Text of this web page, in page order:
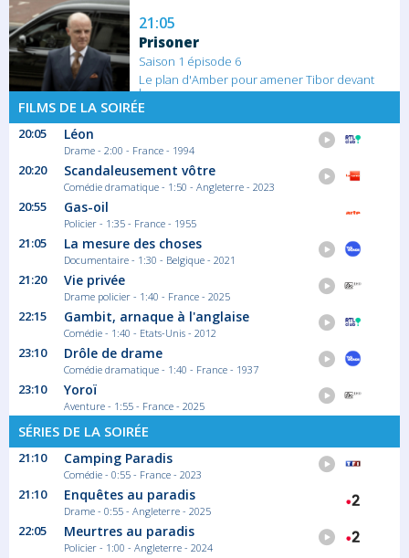
21:05
Prisoner
Saison 1 épisode 6
Le plan d'Amber pour amener Tibor devant
le...
21:55
B.R.I
Associé au groupe de la B.R.I. PP, le groupe
de...
Série/Feuilleton Action
22:45
En première ligne
Floria Lind, infirmière dans un hôpital
suisse,...
00:15
L'inconnu de la Grande Arche
Paris,1983. Le professeur et architecte
danois...
Film Drame
FILMS DE LA SOIRÉE
20:05 Léon
Drame - 2:00 - France - 1994
20:20 Scandaleusement vôtre
Comédie dramatique - 1:50 - Angleterre - 2023
20:55 Gas-oil
Policier - 1:35 - France - 1955
21:05 La mesure des choses
Documentaire - 1:30 - Belgique - 2021
21:20 Vie privée
Drame policier - 1:40 - France - 2025
22:15 Gambit, arnaque à l'anglaise
Comédie - 1:40 - Etats-Unis - 2012
23:10 Drôle de drame
Comédie dramatique - 1:40 - France - 1937
23:10 Yoroï
Aventure - 1:55 - France - 2025
SÉRIES DE LA SOIRÉE
21:10 Camping Paradis
Comédie - 0:55 - France - 2023
21:10 Enquêtes au paradis
Drame - 0:55 - Angleterre - 2025
22:05 Meurtres au paradis
Policier - 1:00 - Angleterre - 2024